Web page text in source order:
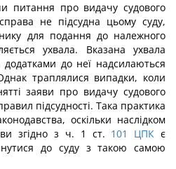
питання про видачу судового
не підсудна цьому суду,
для подання до належного
ухвала. Вказана ухвала
до неї надсилаються
траплялися випадки, коли
заяви про видачу судового
підсудності. Така практика
оскільки наслідком
згідно з ч. 1 ст. 101 ЦПК є
до суду з такою самою